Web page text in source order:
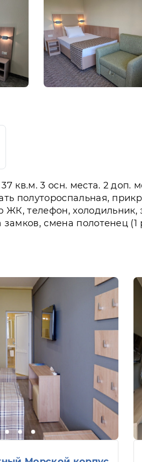
кв.м. 3 осн. места. 2 доп.
полутороспальная,
ЖК, телефон,
замков, смена полотенец